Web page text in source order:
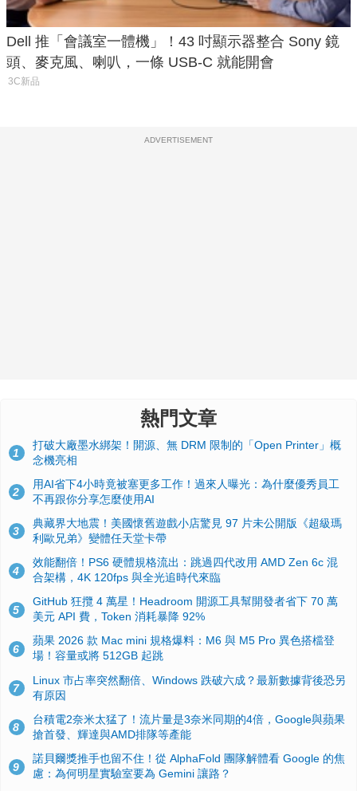
Dell 推「會議室一體機」！43 吋顯示器整合 Sony 鏡
頭、麥克風、喇叭，一條 USB-C 就能開會
3C新品
ADVERTISEMENT
熱門文章
1
打破大廠墨水綁架！開源、無 DRM 限制的「Open Printer」概
念機亮相
2
用AI省下4小時竟被塞更多工作！過來人曝光：為什麼優秀員工
不再跟你分享怎麼使用AI
3
典藏界大地震！美國懷舊遊戲小店驚見 97 片未公開版《超級瑪
利歐兄弟》變體任天堂卡帶
4
效能翻倍！PS6 硬體規格流出：跳過四代改用 AMD Zen 6c 混
合架構，4K 120fps 與全光追時代來臨
5
GitHub 狂攬 4 萬星！Headroom 開源工具幫開發者省下 70 萬
美元 API 費，Token 消耗暴降 92%
6
蘋果 2026 款 Mac mini 規格爆料：M6 與 M5 Pro 異色搭檔登
場！容量或將 512GB 起跳
7
Linux 市占率突然翻倍、Windows 跌破六成？最新數據背後恐另
有原因
8
台積電2奈米太猛了！流片量是3奈米同期的4倍，Google與蘋果
搶首發、輝達與AMD排隊等產能
9
諾貝爾獎推手也留不住！從 AlphaFold 團隊解體看 Google 的焦
慮：為何明星實驗室要為 Gemini 讓路？